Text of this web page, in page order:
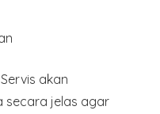
akan
secara jelas agar